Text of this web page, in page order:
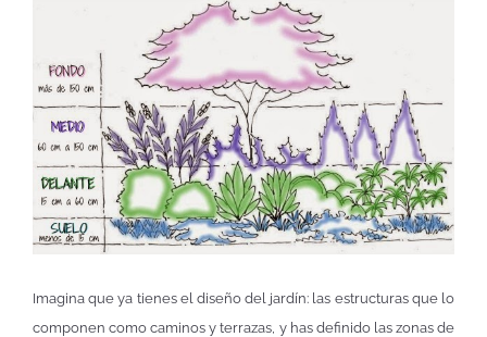
Imagina que ya tienes el diseño del jardín: las estructuras que lo
componen como caminos y terrazas, y has definido las zonas de